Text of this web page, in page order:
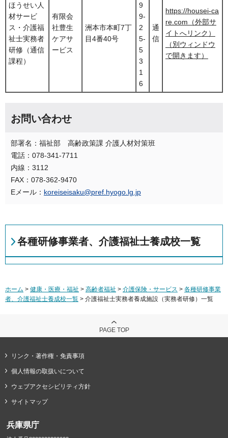
ほうせい人
材サービ
ス・介護福
祉士実務者
研修（通信
課程）
有限会
社豊生
ケアサ
ービス
洲本市本町7丁
目4番40号
9
9-
2
5-
5
3
1
6
通
信
https://housei-ca
re.com（外部サ
イトへリンク）
（別ウィンドウ
で開きます）
お問い合わせ
部署名：福祉部 高齢政策課 介護人材対策班
電話：078-341-7711
内線：3112
FAX：078-362-9470
Eメール： koreiseisaku@pref.hyogo.lg.jp
各種研修事業者、介護福祉士養成校一覧
ホーム > 健康・医療・福祉 > 高齢者福祉 > 介護保険・サービス > 各種研修事業
者、介護福祉士養成校一覧 > 介護福祉士実務者養成施設（実務者研修）一覧
PAGE TOP
リンク・著作権・免責事項
個人情報の取扱いについて
ウェブアクセシビリティ方針
サイトマップ
兵庫県庁